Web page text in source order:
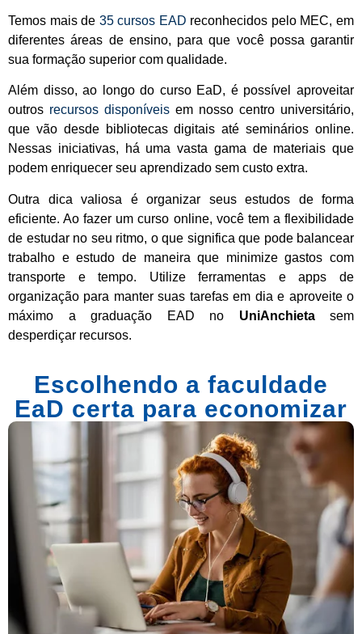
Temos mais de 35 cursos EAD reconhecidos pelo MEC, em
diferentes áreas de ensino, para que você possa garantir
sua formação superior com qualidade.
Além disso, ao longo do curso EaD, é possível aproveitar
outros recursos disponíveis em nosso centro universitário,
que vão desde bibliotecas digitais até seminários online.
Nessas iniciativas, há uma vasta gama de materiais que
podem enriquecer seu aprendizado sem custo extra.
Outra dica valiosa é organizar seus estudos de forma
eficiente. Ao fazer um curso online, você tem a flexibilidade
de estudar no seu ritmo, o que significa que pode balancear
trabalho e estudo de maneira que minimize gastos com
transporte e tempo. Utilize ferramentas e apps de
organização para manter suas tarefas em dia e aproveite o
máximo a graduação EAD no UniAnchietasem
desperdiçar recursos.
Escolhendo a faculdade
EaD certa para economizar